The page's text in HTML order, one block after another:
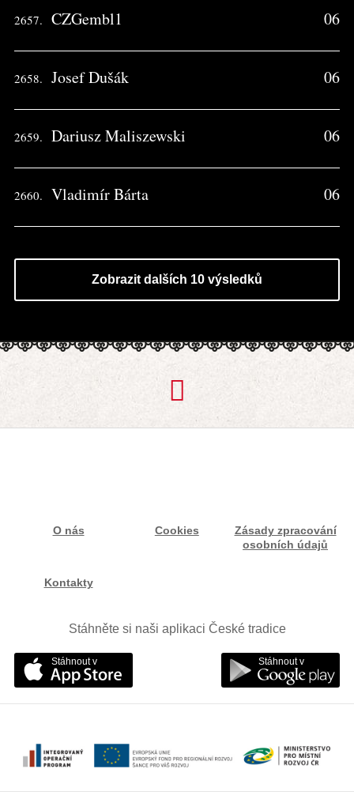
2657. CZGembl1 06
2658. Josef Dušák 06
2659. Dariusz Maliszewski 06
2660. Vladimír Bárta 06
Zobrazit dalších 10 výsledků
O nás Cookies
Zásady zpracování
osobních údajů
Kontakty
Stáhněte si naši aplikaci České tradice
Stáhnout v Stáhnout v